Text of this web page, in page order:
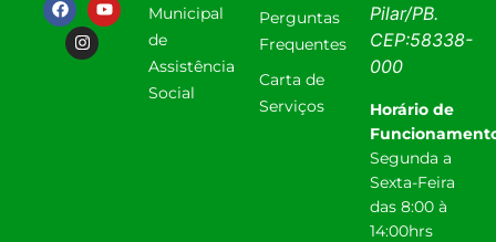
Municipal
de
Assistência
Social
Perguntas
Frequentes
Carta de
Serviços
Pilar/PB.
CEP:58338-
000
Horário de
Segunda a
Sexta-Feira
das 8:00 à
14:00hrs